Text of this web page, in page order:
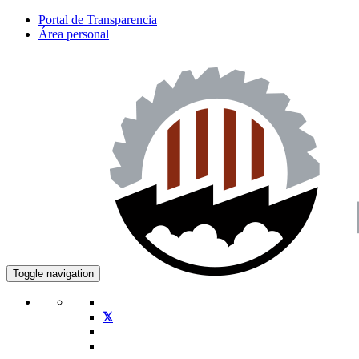
Portal de Transparencia
Área personal
Toggle navigation